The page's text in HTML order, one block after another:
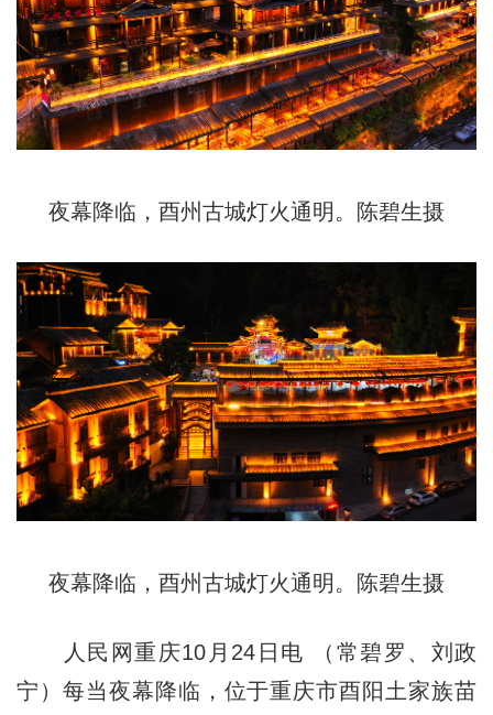
夜幕降临，酉州古城灯火通明。陈碧生摄
夜幕降临，酉州古城灯火通明。陈碧生摄
人民网重庆10月24日电 （常碧罗、刘政
宁）每当夜幕降临，位于重庆市酉阳土家族苗